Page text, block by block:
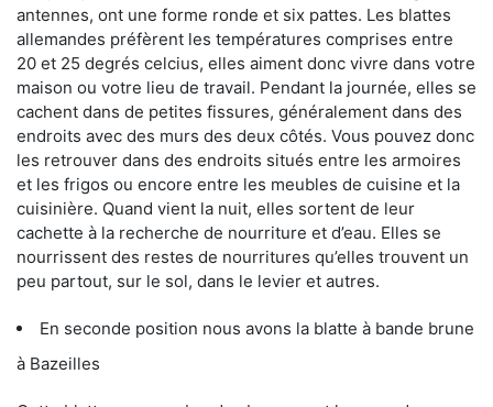
antennes, ont une forme ronde et six pattes. Les blattes
allemandes préfèrent les températures comprises entre
20 et 25 degrés celcius, elles aiment donc vivre dans votre
maison ou votre lieu de travail. Pendant la journée, elles se
cachent dans de petites fissures, généralement dans des
endroits avec des murs des deux côtés. Vous pouvez donc
les retrouver dans des endroits situés entre les armoires
et les frigos ou encore entre les meubles de cuisine et la
cuisinière. Quand vient la nuit, elles sortent de leur
cachette à la recherche de nourriture et d’eau. Elles se
nourrissent des restes de nourritures qu’elles trouvent un
peu partout, sur le sol, dans le levier et autres.
En seconde position nous avons la blatte à bande brune
à Bazeilles